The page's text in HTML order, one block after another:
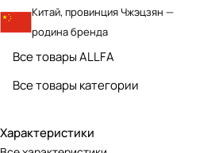
Китай, провинция Чжэцзян —
родина бренда
Все товары ALLFA
Все товары категории
Характеристики